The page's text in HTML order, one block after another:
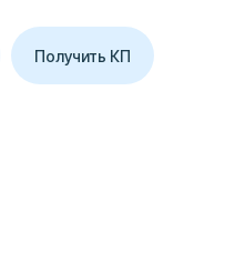
Получить КП